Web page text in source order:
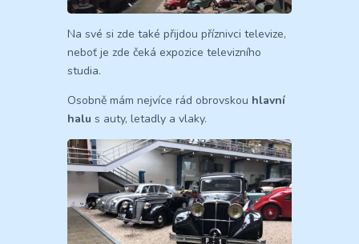
Na své si zde také přijdou příznivci televize,
neboť je zde čeká expozice televizního
studia.
Osobně mám nejvíce rád obrovskou hlavní
halu s auty, letadly a vlaky.